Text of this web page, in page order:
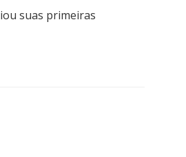
suas primeiras